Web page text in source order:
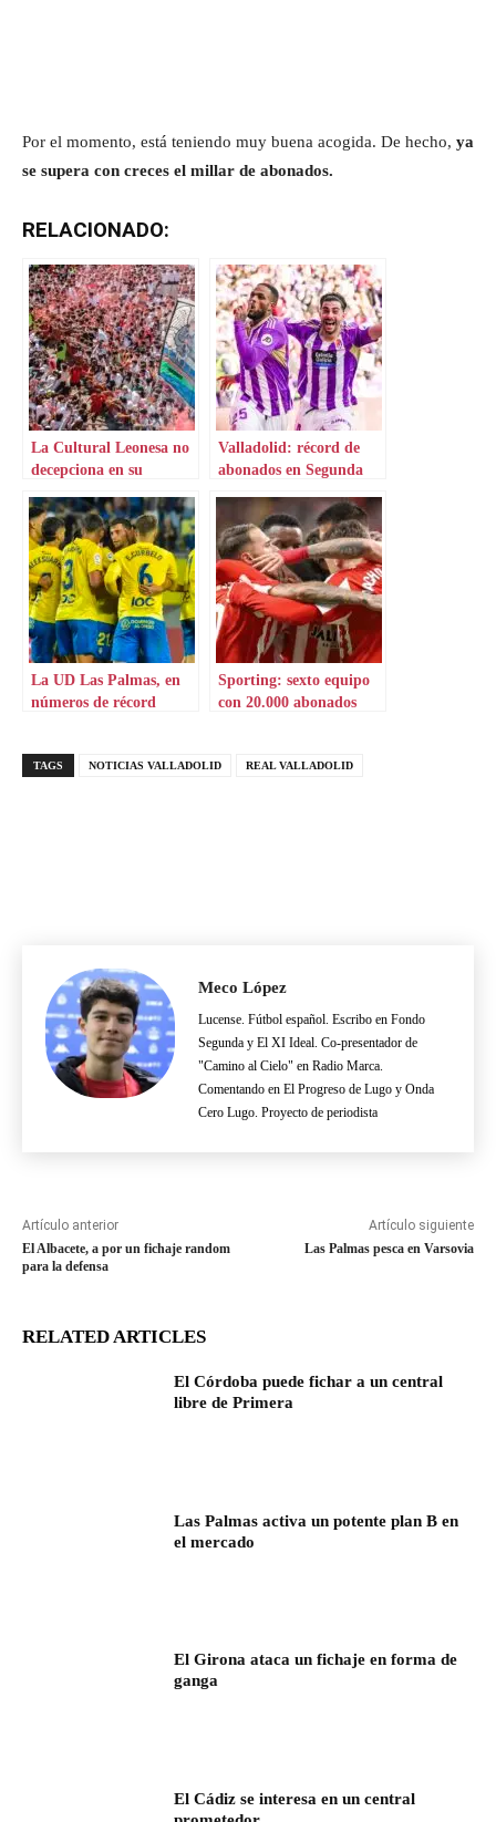
Por el momento, está teniendo muy buena acogida. De hecho, ya
se supera con creces el millar de abonados.
RELACIONADO:
La Cultural Leonesa no
decepciona en su
Valladolid: récord de
abonados en Segunda
La UD Las Palmas, en
números de récord
Sporting: sexto equipo
con 20.000 abonados
TAGS NOTICIAS VALLADOLID REAL VALLADOLID
Meco López
Lucense. Fútbol español. Escribo en Fondo
Segunda y El XI Ideal. Co-presentador de
"Camino al Cielo" en Radio Marca.
Comentando en El Progreso de Lugo y Onda
Cero Lugo. Proyecto de periodista
Artículo anterior
El Albacete, a por un fichaje random
para la defensa
Artículo siguiente
Las Palmas pesca en Varsovia
RELATED ARTICLES
El Córdoba puede fichar a un central
libre de Primera
Las Palmas activa un potente plan B en
el mercado
El Girona ataca un fichaje en forma de
ganga
El Cádiz se interesa en un central